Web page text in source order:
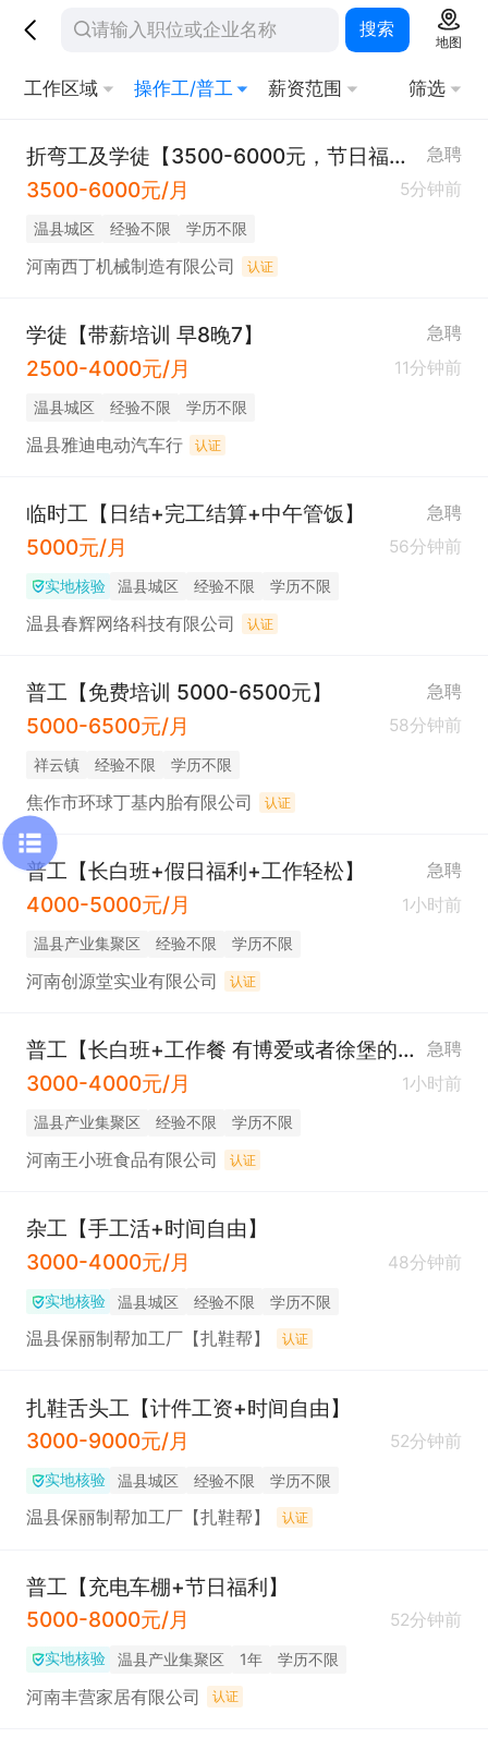
搜索
地图
工作区域 操作工/普工 薪资范围 筛选
折弯工及学徒【3500-6000元，节日福利】 急聘
3500-6000元/月 5分钟前
温县城区 经验不限 学历不限
河南西丁机械制造有限公司 认证
学徒【带薪培训 早8晚7】 急聘
2500-4000元/月 11分钟前
温县城区 经验不限 学历不限
温县雅迪电动汽车行 认证
临时工【日结+完工结算+中午管饭】 急聘
5000元/月 56分钟前
实地核验 温县城区 经验不限 学历不限
温县春辉网络科技有限公司 认证
普工【免费培训 5000-6500元】 急聘
5000-6500元/月 58分钟前
祥云镇 经验不限 学历不限
焦作市环球丁基内胎有限公司 认证
普工【长白班+假日福利+工作轻松】 急聘
4000-5000元/月 1小时前
温县产业集聚区 经验不限 学历不限
河南创源堂实业有限公司 认证
普工【长白班+工作餐 有博爱或者徐堡的，可车接送。】 急聘
3000-4000元/月 1小时前
温县产业集聚区 经验不限 学历不限
河南王小班食品有限公司 认证
杂工【手工活+时间自由】
3000-4000元/月
48分钟前
实地核验 温县城区 经验不限 学历不限
温县保丽制帮加工厂【扎鞋帮】 认证
扎鞋舌头工【计件工资+时间自由】
3000-9000元/月
52分钟前
实地核验 温县城区 经验不限 学历不限
温县保丽制帮加工厂【扎鞋帮】 认证
普工【充电车棚+节日福利】
5000-8000元/月
52分钟前
实地核验 温县产业集聚区 1年 学历不限
河南丰营家居有限公司 认证